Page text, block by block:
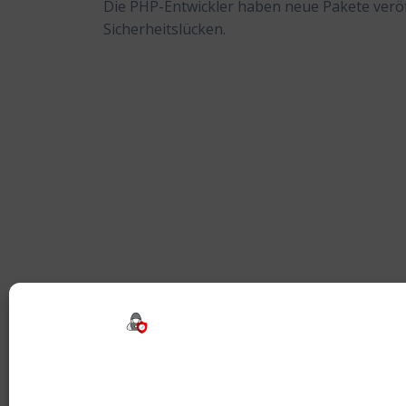
Die PHP-Entwickler haben neue Pakete
Sicherheitslücken.